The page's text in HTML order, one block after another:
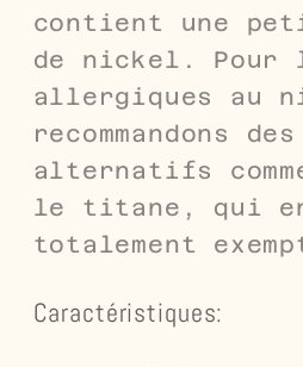
contient une
de nickel. Pour
allergiques au
recommandons
alternatifs
le titane, qui
totalement
Caractéristiques: